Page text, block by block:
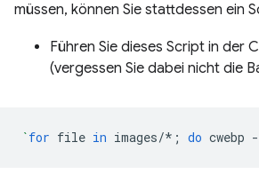
müssen, können Sie stattdessen ein
Führen Sie dieses Script in der
(vergessen Sie dabei nicht die
`for file in images/* ; do cwebp